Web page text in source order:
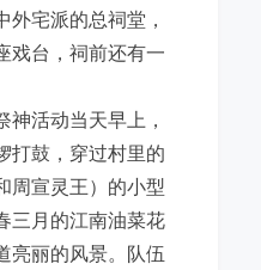
宅派的总祠堂，
戏台，祠前还有一
活动当天早上，
打鼓，穿过村里的
周宣灵王）的小型
三月的江南油菜花
亮丽的风景。队伍